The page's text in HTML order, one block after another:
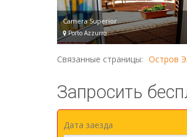
Camera Superior
Porto Azzurro
Связанные страницы: Остров
Запросить
Дата заезда